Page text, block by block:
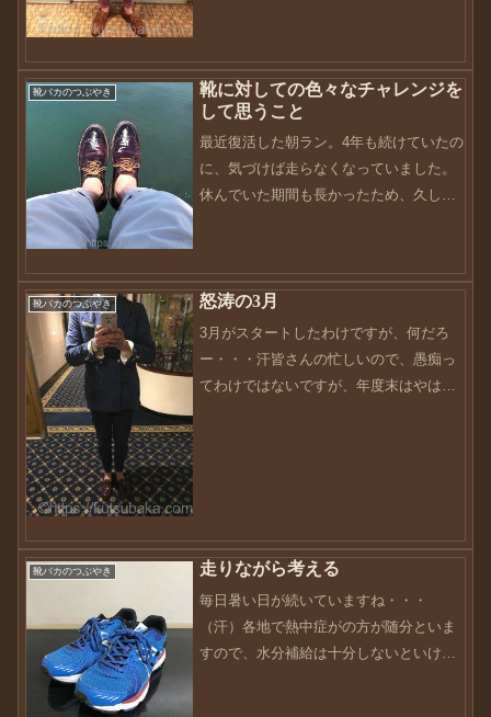
靴バカのつぶやき
靴に対しての色々なチャレンジを
して思うこと
最近復活した朝ラン。4年も続けていたの
に、気づけば走らなくなっていました。
休んでいた期間も長かったため、久しぶ
近、コツコツと靴のメンテや靴に関する
ことに対して、色々とチ...
靴バカのつぶやき 怒涛の3月
3月がスタートしたわけですが、何だろ
ー・・・汗皆さんの忙しいので、愚痴っ
てわけではないですが、年度末はやはり
靴バカのつぶやき 走りながら考える
毎日暑い日が続いていますね・・・
（汗）各地で熱中症がの方が随分といま
すので、水分補給は十分しないといけま